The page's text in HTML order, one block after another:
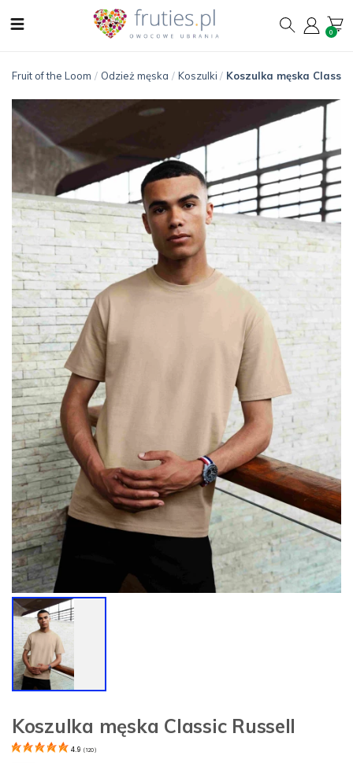
0
Fruit of the Loom / Odzież męska / Koszulki / Koszulka męska Classic
Koszulka męska Classic Russell
4.9 (120)